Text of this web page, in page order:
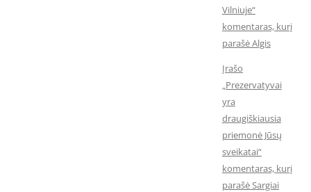
Vilniuje“
komentaras, kurį
parašė Algis
Įrašo
„Prezervatyvai
yra
draugiškiausia
priemonė Jūsų
sveikatai“
komentaras, kurį
parašė Sargiai